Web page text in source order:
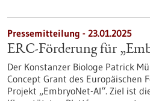
Pressemitteilung - 23.01.2025
ERC-Förderung für
Der Konstanzer Biologe Patrick
Concept Grant des Europäischen
Projekt „EmbryoNet-AI“. Ziel ist